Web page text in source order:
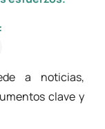
a noticias,
clave y